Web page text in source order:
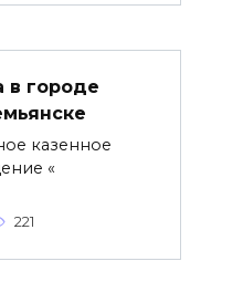
в городе
казенное
«
221